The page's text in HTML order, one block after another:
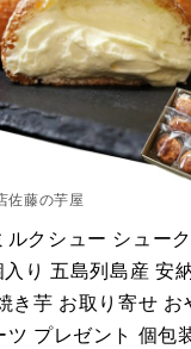
佐藤の芋屋
ルクシュー シュー
入り 五島列島産 安
き芋 お取り寄せ お
ツ プレゼント 個包